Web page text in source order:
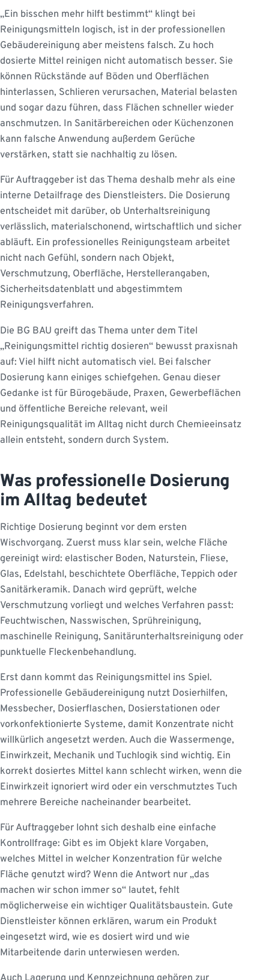
„Ein bisschen mehr hilft bestimmt“ klingt bei
Reinigungsmitteln logisch, ist in der professionellen
Gebäudereinigung aber meistens falsch. Zu hoch
dosierte Mittel reinigen nicht automatisch besser. Sie
können Rückstände auf Böden und Oberflächen
hinterlassen, Schlieren verursachen, Material belasten
und sogar dazu führen, dass Flächen schneller wieder
anschmutzen. In Sanitärbereichen oder Küchenzonen
kann falsche Anwendung außerdem Gerüche
verstärken, statt sie nachhaltig zu lösen.
Für Auftraggeber ist das Thema deshalb mehr als eine
interne Detailfrage des Dienstleisters. Die Dosierung
entscheidet mit darüber, ob Unterhaltsreinigung
verlässlich, materialschonend, wirtschaftlich und sicher
abläuft. Ein professionelles Reinigungsteam arbeitet
nicht nach Gefühl, sondern nach Objekt,
Verschmutzung, Oberfläche, Herstellerangaben,
Sicherheitsdatenblatt und abgestimmtem
Reinigungsverfahren.
Die BG BAU greift das Thema unter dem Titel
„Reinigungsmittel richtig dosieren“ bewusst praxisnah
auf: Viel hilft nicht automatisch viel. Bei falscher
Dosierung kann einiges schiefgehen. Genau dieser
Gedanke ist für Bürogebäude, Praxen, Gewerbeflächen
und öffentliche Bereiche relevant, weil
Reinigungsqualität im Alltag nicht durch Chemieeinsatz
allein entsteht, sondern durch System.
Was professionelle Dosierung
im Alltag bedeutet
Richtige Dosierung beginnt vor dem ersten
Wischvorgang. Zuerst muss klar sein, welche Fläche
gereinigt wird: elastischer Boden, Naturstein, Fliese,
Glas, Edelstahl, beschichtete Oberfläche, Teppich oder
Sanitärkeramik. Danach wird geprüft, welche
Verschmutzung vorliegt und welches Verfahren passt:
Feuchtwischen, Nasswischen, Sprühreinigung,
maschinelle Reinigung, Sanitärunterhaltsreinigung oder
punktuelle Fleckenbehandlung.
Erst dann kommt das Reinigungsmittel ins Spiel.
Professionelle Gebäudereinigung nutzt Dosierhilfen,
Messbecher, Dosierflaschen, Dosierstationen oder
vorkonfektionierte Systeme, damit Konzentrate nicht
willkürlich angesetzt werden. Auch die Wassermenge,
Einwirkzeit, Mechanik und Tuchlogik sind wichtig. Ein
korrekt dosiertes Mittel kann schlecht wirken, wenn die
Einwirkzeit ignoriert wird oder ein verschmutztes Tuch
mehrere Bereiche nacheinander bearbeitet.
Für Auftraggeber lohnt sich deshalb eine einfache
Kontrollfrage: Gibt es im Objekt klare Vorgaben,
welches Mittel in welcher Konzentration für welche
Fläche genutzt wird? Wenn die Antwort nur „das
machen wir schon immer so“ lautet, fehlt
möglicherweise ein wichtiger Qualitätsbaustein. Gute
Dienstleister können erklären, warum ein Produkt
eingesetzt wird, wie es dosiert wird und wie
Mitarbeitende darin unterwiesen werden.